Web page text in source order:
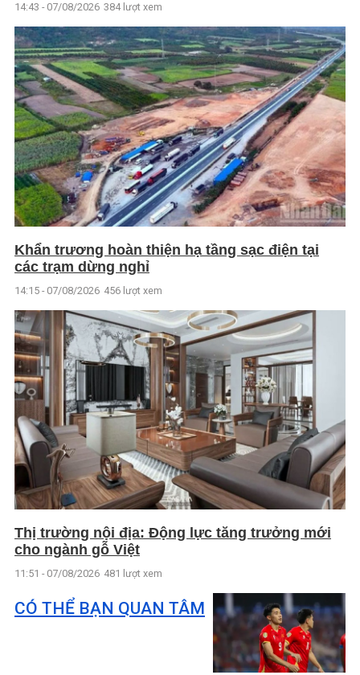
14:43 - 07/08/2026 384 lượt xem
Khẩn trương hoàn thiện hạ tầng sạc điện tại
các trạm dừng nghỉ
14:15 - 07/08/2026 456 lượt xem
Thị trường nội địa: Động lực tăng trưởng mới
cho ngành gỗ Việt
11:51 - 07/08/2026 481 lượt xem
CÓ THỂ BẠN QUAN TÂM